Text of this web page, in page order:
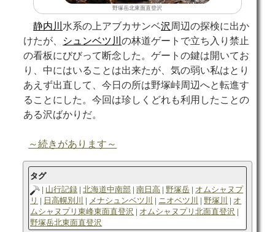
野塚岳北東面直登沢
静内川 水系の上アブカサンベ沢 周辺の探検に出か
けたが、
シュンベツ川の林道ゲートで立ち入り禁止
の看板にびびって断念した。ゲートの鍵は開いてお
り、中にはいることは出来たが、気の弱い私はとり
あえず出直して、今日の所は野塚峠周辺へと転進す
ることにした。今回は珍しくどれも利用したことの
ある沢ばかりだ。
～続きがあります～
タグ
山行記録
北海道中南部 南日高 野塚岳
オムシャヌプ
リ
日高幌別川 メナシュンベツ川 ニオベツ川 野塚川
オ
ムシャヌプリ東峰東面直登沢
オムシャヌプリ北面直登沢
野塚岳北東面直登沢